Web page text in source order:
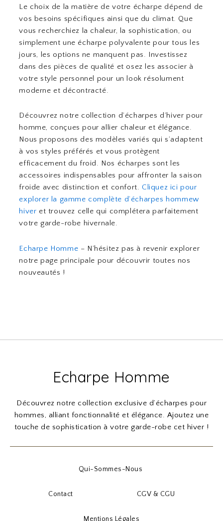
Le choix de la matière de votre écharpe dépend de
vos besoins spécifiques ainsi que du climat. Que
vous recherchiez la chaleur, la sophistication, ou
simplement une écharpe polyvalente pour tous les
jours, les options ne manquent pas. Investissez
dans des pièces de qualité et osez les associer à
votre style personnel pour un look résolument
moderne et décontracté.
Découvrez notre collection d’écharpes d’hiver pour
homme, conçues pour allier chaleur et élégance.
Nous proposons des modèles variés qui s’adaptent
à vos styles préférés et vous protègent
efficacement du froid. Nos écharpes sont les
accessoires indispensables pour affronter la saison
froide avec distinction et confort.Cliquez ici pour
explorer la gamme complète d’écharpes hommew
hiver et trouvez celle qui complétera parfaitement
votre garde-robe hivernale.
Echarpe Homme – N’hésitez pas à revenir explorer
notre page principale pour découvrir toutes nos
nouveautés !
Echarpe Homme
Découvrez notre collection exclusive d’écharpes pour
hommes, alliant fonctionnalité et élégance. Ajoutez une
touche de sophistication à votre garde-robe cet hiver !
Qui-Sommes-Nous
Contact CGV & CGU
Mentions Légales